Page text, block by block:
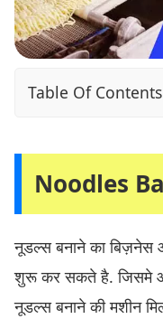
Table Of Contents
Noodles
नूडल्स बनाने का
शुरू कर सकते है. जिसमे
नूडल्स बनाने की मशीन